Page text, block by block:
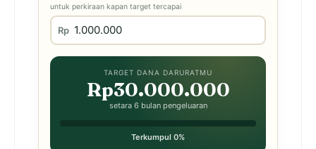
untuk perkiraan kapan target tercapai
Rp
TARGET DANA DARURATMU
Rp30.000.000
setara 6 bulan pengeluaran
Terkumpul 0%